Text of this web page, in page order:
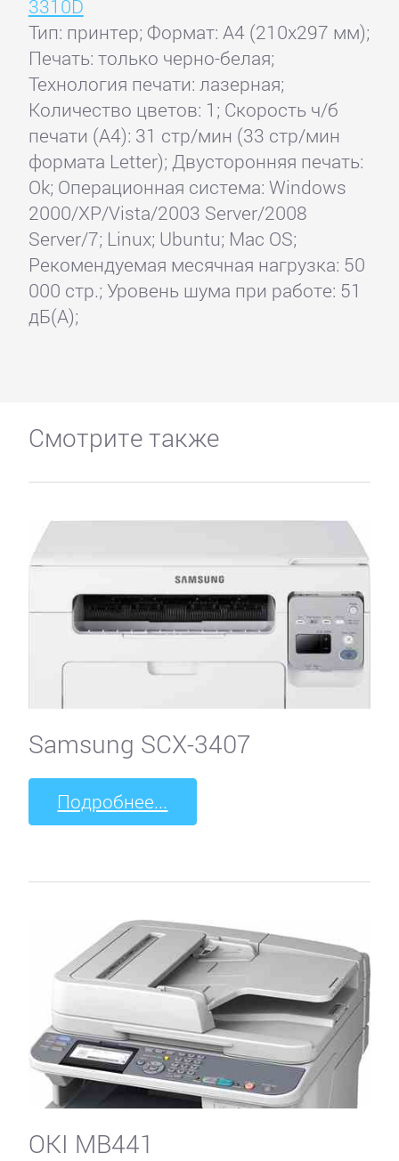
3310D
Тип: принтер; Формат: A4 (210x297 мм);
Печать: только черно-белая;
Технология печати: лазерная;
Количество цветов: 1; Скорость ч/б
печати (А4): 31 стр/мин (33 стр/мин
формата Letter); Двусторонняя печать:
Ok; Операционная система: Windows
2000/XP/Vista/2003 Server/2008
Server/7; Linux; Ubuntu; Mac OS;
Рекомендуемая месячная нагрузка: 50
000 стр.; Уровень шума при работе: 51
дБ(А);
Смотрите также
Samsung SCX-3407
Подробнее...
OKI MB441